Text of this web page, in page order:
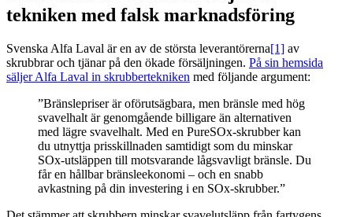
tekniken med falsk marknadsföring
Svenska Alfa Laval är en av de största leverantörerna[1] av
skrubbrar och tjänar på den ökade försäljningen. På sin hemsida
säljer Alfa Laval in skrubbertekniken med följande argument:
”Bränslepriser är oförutsägbara, men bränsle med hög
svavelhalt är genomgående billigare än alternativen
med lägre svavelhalt. Med en PureSOx-skrubber kan
du utnyttja prisskillnaden samtidigt som du minskar
SOx-utsläppen till motsvarande lågsvavligt bränsle. Du
får en hållbar bränsleekonomi – och en snabb
avkastning på din investering i en SOx-skrubber.”